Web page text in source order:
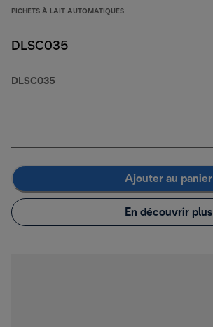
PICHETS À LAIT AUTOMATIQUES
DLSC035
DLSC035
Ajouter au panier
En découvrir plus